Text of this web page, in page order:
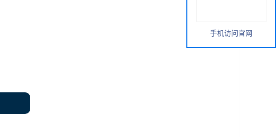
手机访问官网